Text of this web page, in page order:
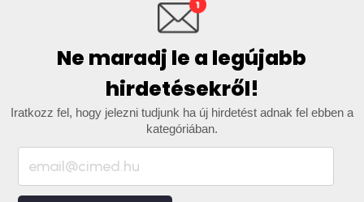
Ne maradj le a legújabb
hirdetésekről!
Iratkozz fel, hogy jelezni tudjunk ha új hirdetést adnak fel ebben a
kategóriában.